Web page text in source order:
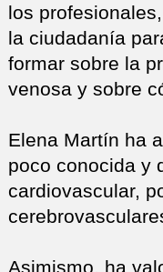
los
la ciudadanía
formar sobre la
venosa y sobre
Elena Martín ha
poco conocida y
cardiovascular,
Asimismo, ha